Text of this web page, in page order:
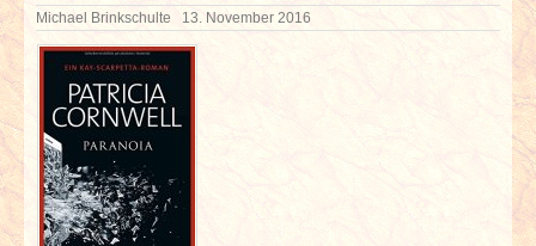
NEWS & DATES
BERICHTE
VERLOSUNGEN
INTERVIEWS
Michael Brinkschulte 13. November 2016